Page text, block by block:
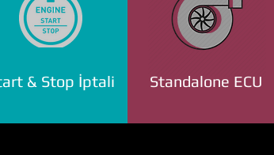
& Stop İptali Standalone ECU